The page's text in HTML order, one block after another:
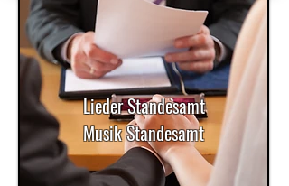
Lieder Standesamt
Musik Standesamt